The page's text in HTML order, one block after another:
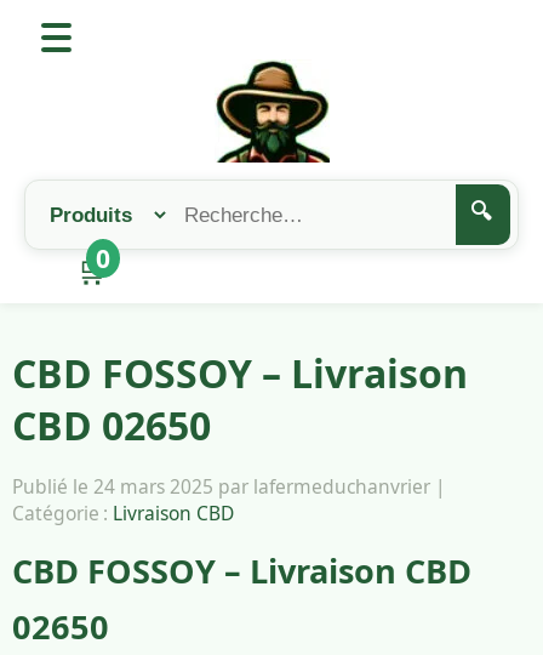
🔍
🛒
0
CBD FOSSOY – Livraison
CBD 02650
Publié le 24 mars 2025 par lafermeduchanvrier |
Catégorie : Livraison CBD
CBD FOSSOY – Livraison CBD
02650